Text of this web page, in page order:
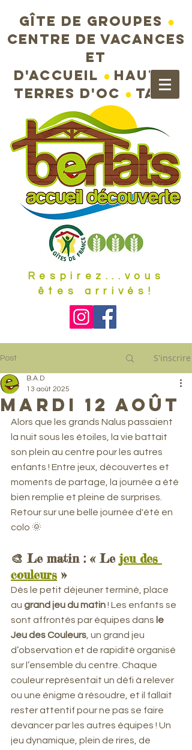
Gîte de groupes ●
Centre de vacances
et
d'accueil ● Hautes
terres d'Oc ●Tarn
Respirez...vous
êtes arrivés!
Post S'inscrire
Mardi 12 août
B.A.D
13 août 2025
Alors que les grands Nalus passaient
la nuit sous les étoiles, la vie battait
son plein au centre pour les autres
enfants ! Entre jeux, découvertes et
moments de partage, la journée a été
bien remplie et pleine de surprises.
Retour sur une belle journée d'été en
colo 🌞
🎨 Le matin : « Le jeu des
couleurs »
Dès le petit déjeuner terminé, place
au grand jeu du matin ! Les enfants se
sont affrontés par équipes dans le
Jeu des Couleurs , un grand jeu
d’observation et de rapidité organisé
sur l’ensemble du centre. Chaque
couleur représentait un défi à relever
ou une énigme à résoudre, et il fallait
rester attentif pour ne pas se faire
devancer par les autres équipes ! Un
jeu dynamique, plein de rires, de